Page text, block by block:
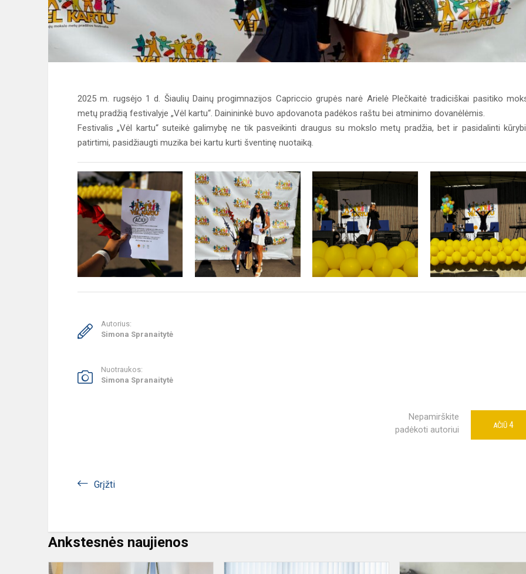
2025 m. rugsėjo 1 d. Šiaulių Dainų progimnazijos Capriccio grupės narė Arielė Plečkaitė tradiciškai pasitiko
metų pradžią festivalyje „Vėl kartu“. Dainininkė buvo apdovanota padėkos raštu bei atminimo dovanėlėmis.
Festivalis „Vėl kartu“ suteikė galimybę ne tik pasveikinti draugus su mokslo metų pradžia, bet ir pasidalinti
patirtimi, pasidžiaugti muzika bei kartu kurti šventinę nuotaiką.
Autorius:
Simona Spranaitytė
Nuotraukos:
Simona Spranaitytė
Nepamirškite
padėkoti autoriui
AČIŪ 4
Grįžti
Ankstesnės naujienos
Naujųjų